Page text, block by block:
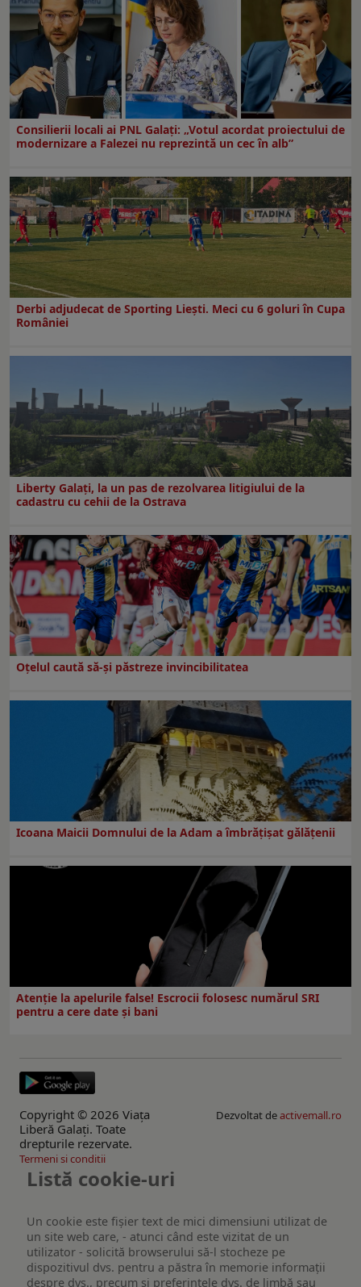
Consilierii locali ai PNL Galaţi: „Votul acordat proiectului de
modernizare a Falezei nu reprezintă un cec în alb”
Derbi adjudecat de Sporting Liești. Meci cu 6 goluri în Cupa
României
Liberty Galați, la un pas de rezolvarea litigiului de la
cadastru cu cehii de la Ostrava
Oțelul caută să-și păstreze invincibilitatea
Icoana Maicii Domnului de la Adam a îmbrățișat gălățenii
Atenție la apelurile false! Escrocii folosesc numărul SRI
pentru a cere date și bani
Copyright © 2026 Viaţa
Liberă Galaţi. Toate
drepturile rezervate.
Dezvoltat deactivemall.ro
Termeni si conditii
Listă cookie-uri
Un cookie este fişier text de mici dimensiuni utilizat de
un site web care, - atunci când este vizitat de un
utilizator - solicită browserului să-l stocheze pe
dispozitivul dvs. pentru a păstra în memorie informații
despre dvs., precum și preferințele dvs. de limbă sau